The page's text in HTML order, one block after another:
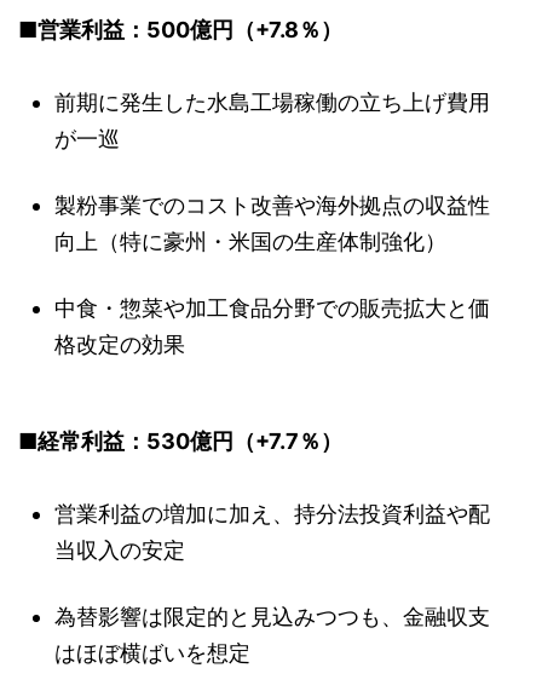
■営業利益：500億円（+7.8％）
前期に発生した水島工場稼働の立ち上げ費用
が一巡
製粉事業でのコスト改善や海外拠点の収益性
向上（特に豪州・米国の生産体制強化）
中食・惣菜や加工食品分野での販売拡大と価
格改定の効果
■経常利益：530億円（+7.7％）
営業利益の増加に加え、持分法投資利益や配
当収入の安定
為替影響は限定的と見込みつつも、金融収支
はほぼ横ばいを想定